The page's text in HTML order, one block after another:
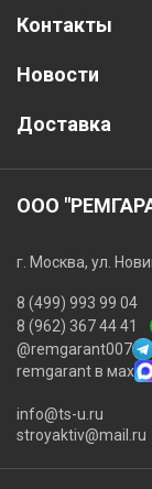
Контакты
Новости
Доставка
ООО
г. Москва, ул.
8 (499) 993 99 04
8 (962) 367 44 41
@remgarant007
remgarant в мах
info@ts-u.ru
stroyaktiv@mail.ru